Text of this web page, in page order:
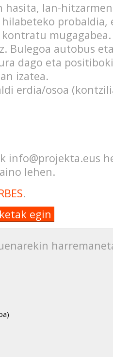
hasita, lan-
probaldia,
mugagabea.
Bulegoa autobus
dago eta
izatea.
erdia/osoa
info@projekta.eus
lehen.
.
egin